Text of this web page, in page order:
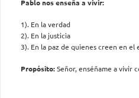
Pablo nos enseña a vivir:
1). En la verdad
2). En la justicia
3). En la paz de quienes creen en el
Propósito:Señor, enséñame a vivir